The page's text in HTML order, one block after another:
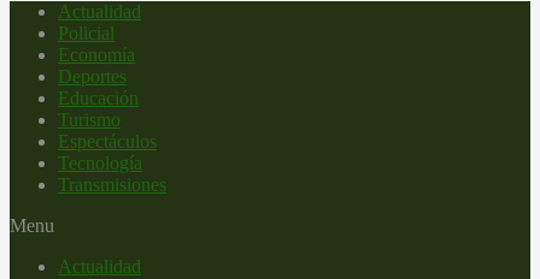
Actualidad
Policial
Economía
Deportes
Educación
Turismo
Espectáculos
Tecnología
Transmisiones
Menu
Actualidad